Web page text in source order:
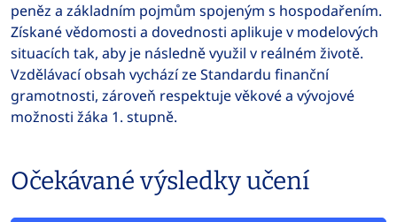
peněz a základním pojmům spojeným s hospodařením.
Získané vědomosti a dovednosti aplikuje v modelových
situacích tak, aby je následně využil v reálném životě.
Vzdělávací obsah vychází ze Standardu finanční
gramotnosti, zároveň respektuje věkové a vývojové
možnosti žáka 1. stupně.
Očekávané výsledky učení